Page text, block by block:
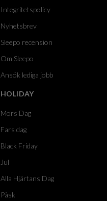
Integritetspolicy
Nyhetsbrev
Sleepo recension
Om Sleepo
Ansök lediga jobb
HOLIDAY
Mors Dag
Fars dag
Black Friday
Jul
Alla Hjärtans Dag
Påsk